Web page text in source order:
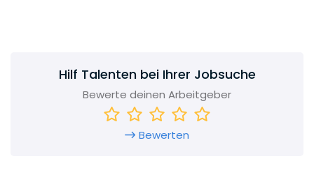
Hilf Talenten bei Ihrer Jobsuche
Bewerte deinen Arbeitgeber
Bewerten